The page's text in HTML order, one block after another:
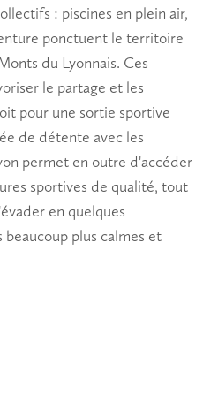
: piscines en plein air,
ponctuent le territoire
du Lyonnais. Ces
le partage et les
pour une sortie sportive
de détente avec les
permet en outre d'accéder
sportives de qualité, tout
en quelques
beaucoup plus calmes et